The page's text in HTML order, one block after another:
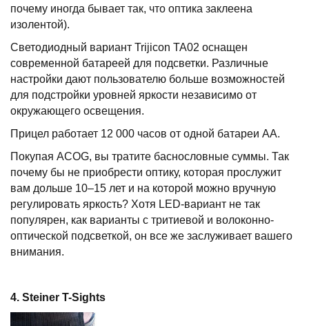
почему иногда бывает так, что оптика заклеена
изолентой).
Светодиодный вариант Trijicon TA02 оснащен
современной батареей для подсветки. Различные
настройки дают пользователю больше возможностей
для подстройки уровней яркости независимо от
окружающего освещения.
Прицел работает 12 000 часов от одной батареи AA.
Покупая ACOG, вы тратите баснословные суммы. Так
почему бы не приобрести оптику, которая прослужит
вам дольше 10–15 лет и на которой можно вручную
регулировать яркость? Хотя LED-вариант не так
популярен, как варианты с тритиевой и волоконно-
оптической подсветкой, он все же заслуживает вашего
внимания.
4. Steiner T-Sights